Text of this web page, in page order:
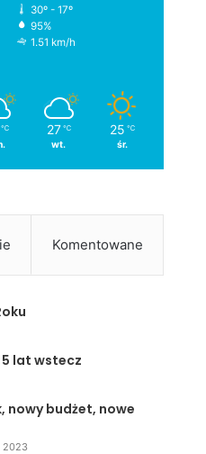
30º - 17º
95%
1.51 km/h
℃ 27 ℃
wt.
25 ℃
śr.
Komentowane
lat wstecz
nowy budżet, nowe
2023